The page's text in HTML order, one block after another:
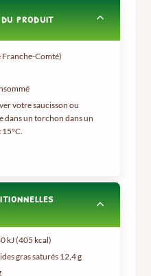
produit
Comté)
votre saucisson ou
dans un torchon dans un
kJ (405 kcal)
gras saturés 12,4 g